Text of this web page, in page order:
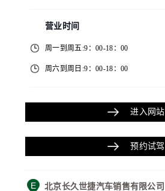
营业时间
周一到周五:9：00-18：00
周六到周日:9：00-18：00
进入网站
预约试驾
E 北京长久世捷汽车销售有限公司